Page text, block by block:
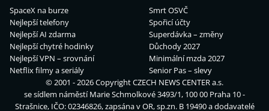
SpaceX na burze
Nejlepší telefony
Nejlepší AI zdarma
Nejlepší chytré hodinky
Nejlepší VPN – srovnání
Netflix filmy a seriály
Smrt OSVČ
Spořicí účty
Superdávka – změny
Důchody 2027
Minimální mzda 2027
Senior Pas – slevy
© 2001 - 2026 CopyrightCZECH NEWS CENTER a.s.
se sídlem náměstí Marie Schmolkové 3493/1, 100 00 Praha 10 -
Strašnice, IČO: 02346826, zapsána v OR, sp.zn. B 19490 a dodavatelé